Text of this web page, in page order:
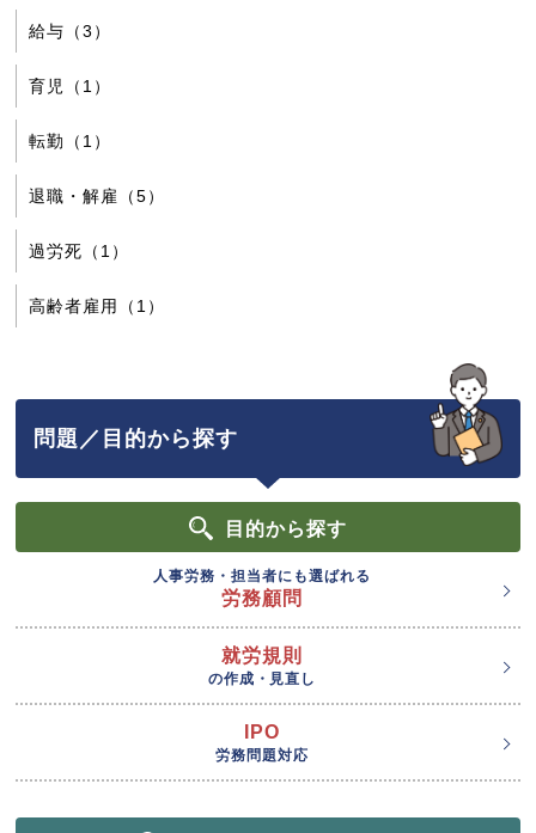
給与（3）
育児（1）
転勤（1）
退職・解雇（5）
過労死（1）
高齢者雇用（1）
問題／目的から探す
目的から探す
人事労務・担当者にも選ばれる
労務顧問
就労規則
の作成・見直し
IPO
労務問題対応